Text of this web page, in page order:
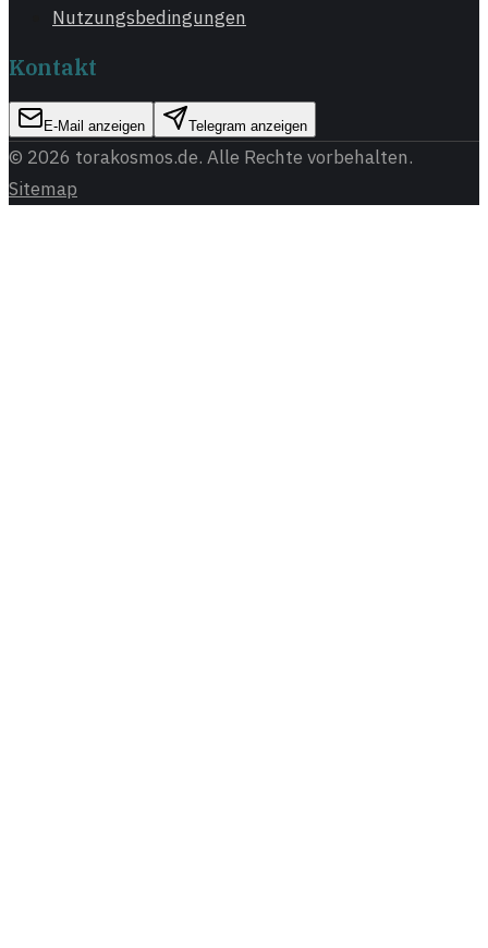
Nutzungsbedingungen
Kontakt
E-Mail anzeigen Telegram anzeigen
© 2026 torakosmos.de. Alle Rechte vorbehalten.
Sitemap